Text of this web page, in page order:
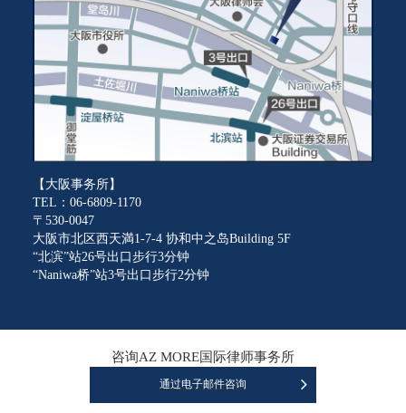
【大阪事务所】
TEL：06-6809-1170
〒530-0047
大阪市北区西天満1-7-4 协和中之岛Building 5F
“北滨”站26号出口步行3分钟
“Naniwa桥”站3号出口步行2分钟
咨询AZ MORE国际律师事务所
通过电子邮件咨询